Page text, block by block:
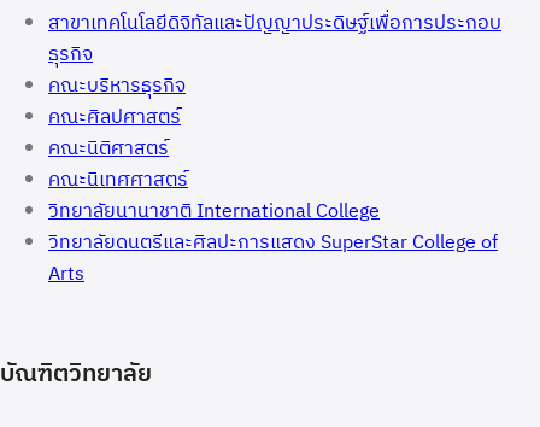
สาขาเทคโนโลยีดิจิทัลและปัญญาประดิษฐ์เพื่อการประกอบ
ธุรกิจ
คณะบริหารธุรกิจ
คณะศิลปศาสตร์
คณะนิติศาสตร์
คณะนิเทศศาสตร์
วิทยาลัยนานาชาติ International College
วิทยาลัยดนตรีและศิลปะการแสดง SuperStar College of
Arts
บัณฑิตวิทยาลัย